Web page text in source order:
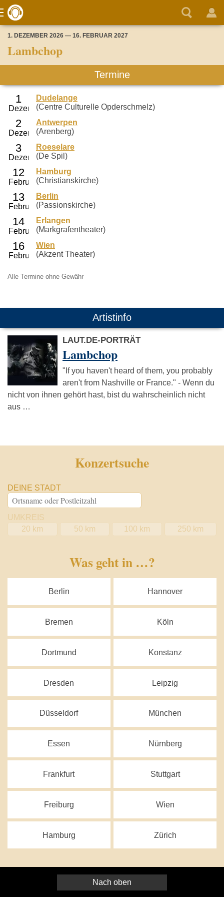
1. DEZEMBER 2026 — 16. FEBRUAR 2027
Lambchop
Termine
Dudelange
(Centre Culturelle Opderschmelz)
Antwerpen
(Arenberg)
Roeselare
(De Spil)
Hamburg
(Christianskirche)
Berlin
(Passionskirche)
Erlangen
(Markgrafentheater)
Wien
(Akzent Theater)
Alle Termine ohne Gewähr
Artistinfo
LAUT.DE-PORTRÄT
Lambchop
"If you haven't heard of them, you probably
aren't from Nashville or France." - Wenn du
nicht von ihnen gehört hast, bist du wahrscheinlich nicht
aus …
Konzertsuche
DEINE STADT
UMKREIS
20 km
50 km 100 km 250 km
Was geht in …?
Berlin
Bremen
Dortmund
Dresden
Düsseldorf
Essen
Frankfurt
Freiburg
Hamburg
Hannover
Köln
Konstanz
Leipzig
München
Nürnberg
Stuttgart
Wien
Zürich
Nach oben